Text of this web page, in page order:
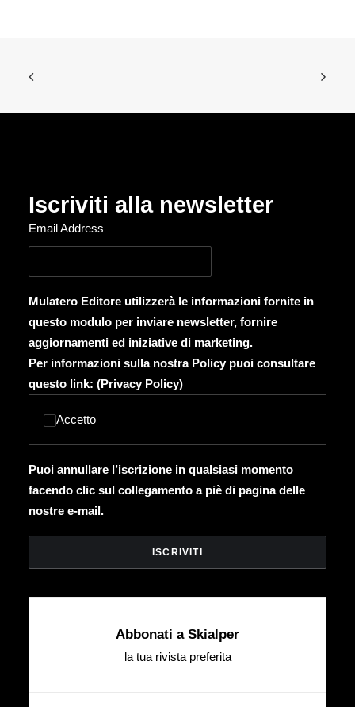
Iscriviti alla newsletter
Email Address
Mulatero Editore utilizzerà le informazioni fornite in
questo modulo per inviare newsletter, fornire
aggiornamenti ed iniziative di marketing.
Per informazioni sulla nostra Policy puoi consultare
questo link: (Privacy Policy)
Accetto
Puoi annullare l’iscrizione in qualsiasi momento
facendo clic sul collegamento a piè di pagina delle
nostre e-mail.
Abbonati a Skialper
la tua rivista preferita